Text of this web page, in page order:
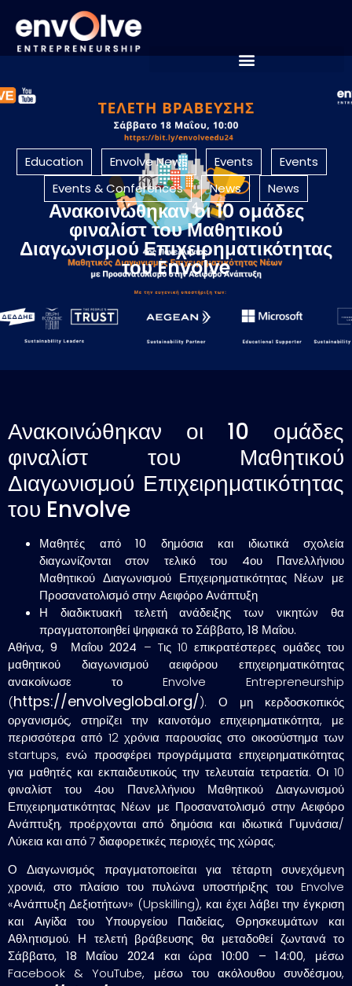
Education Envolve News Events
Events
Events & Conferences
News News
Ανακοινώθηκαν οι 10 ομάδες
φιναλίστ του Μαθητικού
Διαγωνισμού Επιχειρηματικότητας
του Envolve
Ανακοινώθηκαν οι 10 ομάδες
φιναλίστ του Μαθητικού
Διαγωνισμού Επιχειρηματικότητας
του Envolve
Μαθητές από 10 δημόσια και ιδιωτικά σχολεία
διαγωνίζονται στον τελικό του 4ου Πανελλήνιου
Μαθητικού Διαγωνισμού Επιχειρηματικότητας Νέων με
Προσανατολισμό στην Αειφόρο Ανάπτυξη
Η διαδικτυακή τελετή ανάδειξης των νικητών θα
πραγματοποιηθεί ψηφιακά το Σάββατο, 18 Μαΐου.
Αθήνα, 9 Μαΐου 2024 – Tις 10 επικρατέστερες ομάδες του
μαθητικού διαγωνισμού αειφόρου επιχειρηματικότητας
ανακοίνωσε το Envolve Entrepreneurship
(https://envolveglobal.org/). Ο μη κερδοσκοπικός
οργανισμός, στηρίζει την καινοτόμο επιχειρηματικότητα, με
περισσότερα από 12 χρόνια παρουσίας στο οικοσύστημα των
startups, ενώ προσφέρει προγράμματα επιχειρηματικότητας
για μαθητές και εκπαιδευτικούς την τελευταία τετραετία. Οι 10
φιναλίστ του 4ου Πανελλήνιου Μαθητικού Διαγωνισμού
Επιχειρηματικότητας Νέων με Προσανατολισμό στην Αειφόρο
Ανάπτυξη, προέρχονται από δημόσια και ιδιωτικά Γυμνάσια/
Λύκεια και από 7 διαφορετικές περιοχές της χώρας.
Ο Διαγωνισμός πραγματοποιείται για τέταρτη συνεχόμενη
χρονιά, στο πλαίσιο του πυλώνα υποστήριξης του Envolve
«Ανάπτυξη Δεξιοτήτων» (Upskilling), και έχει λάβει την έγκριση
και Αιγίδα του Υπουργείου Παιδείας, Θρησκευμάτων και
Αθλητισμού. Η τελετή βράβευσης θα μεταδοθεί ζωντανά το
Σάββατο, 18 Μαΐου 2024 και ώρα10:00 – 14:00, μέσω
Facebook & YouTube, μέσω του ακόλουθου συνδέσμου,